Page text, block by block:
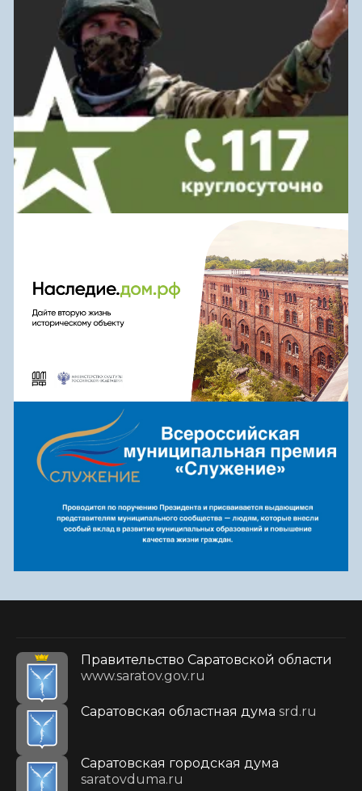
Правительство Саратовской области
www.saratov.gov.ru
Саратовская областная дума srd.ru
Саратовская городская дума
saratovduma.ru